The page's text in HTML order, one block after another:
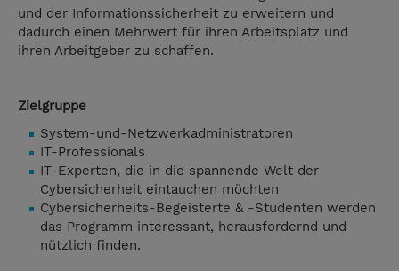
und der Informationssicherheit zu erweitern und
dadurch einen Mehrwert für ihren Arbeitsplatz und
ihren Arbeitgeber zu schaffen.
Zielgruppe
System-und-Netzwerkadministratoren
IT-Professionals
IT-Experten, die in die spannende Welt der
Cybersicherheit eintauchen möchten
Cybersicherheits-Begeisterte & -Studenten werden
das Programm interessant, herausfordernd und
nützlich finden.